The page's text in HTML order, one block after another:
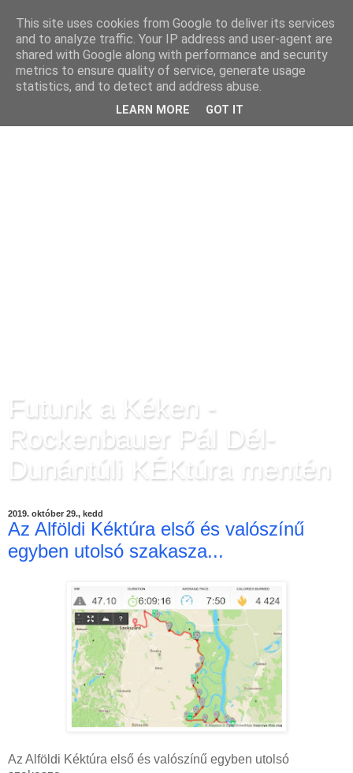
Futunk a Kéken -
Rockenbauer Pál Dél-
Dunántúli KÉKtúra mentén
2019. október 29., kedd
Az Alföldi Kéktúra első és valószínű
egyben utolsó szakasza...
Az Alföldi Kéktúra első és valószínű egyben utolsó
This site uses cookies from Google to deliver its services
and to analyze traffic. Your IP address and user-agent are
shared with Google along with performance and security
metrics to ensure quality of service, generate usage
statistics, and to detect and address abuse.
LEARN MORE GOT IT